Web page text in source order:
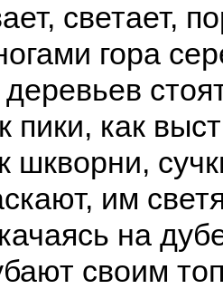
светает,
гора
пики, как
шкворни,
им
на
своим